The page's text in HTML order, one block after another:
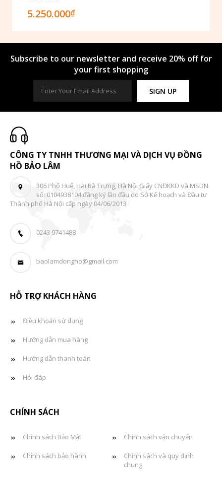
5.250.000₫
Subscribe to our newsletter and receive 20% off for
your first shopping
SIGN UP
CÔNG TY TNHH THƯƠNG MẠI VÀ DỊCH VỤ ĐỒNG
HỒ BẢO LÂM
306 Phố Huế, Hai Bà Trưng, Hà Nội Giấy CNĐKKD và MSDN
số: 0104938104 đăng ký lần đầu do Sở Kế hoạch và Đầu tư
Thành phố Hà Nội cấp ngày 04/06/2013
0243 9741488
baolamdongho@gmail.com
HỖ TRỢ KHÁCH HÀNG
Điều khoản sử dụng
Hướng dẫn mua hàng
Hướng dẫn thanh toán
Hỏi đáp
CHÍNH SÁCH
Chính sách Bảo Mật Chính sách vận chuyển
Chính sách bảo hành
Chính sách và quy định
chung